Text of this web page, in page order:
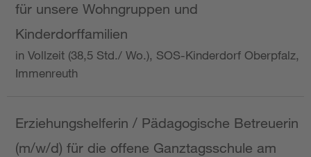
für unsere Wohngruppen und
Kinderdorffamilien
in Vollzeit (38,5 Std./ Wo.), SOS-Kinderdorf Oberpfalz,
Immenreuth
Erziehungshelferin / Pädagogische Betreuerin
(m/w/d) für die offene Ganztagsschule am